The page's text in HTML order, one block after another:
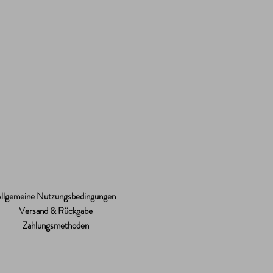
Nutzungsbedingungen
Versand & Rückgabe
Zahlungsmethoden